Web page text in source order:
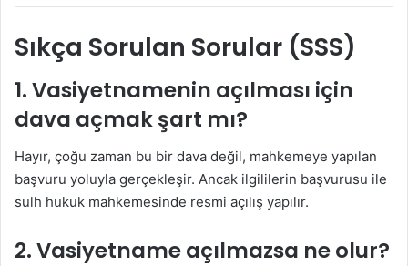
Sıkça Sorulan Sorular (SSS)
1. Vasiyetnamenin açılması için
dava açmak şart mı?
Hayır, çoğu zaman bu bir dava değil, mahkemeye yapılan
başvuru yoluyla gerçekleşir. Ancak ilgililerin başvurusu ile
sulh hukuk mahkemesinde resmi açılış yapılır.
2. Vasiyetname açılmazsa ne olur?